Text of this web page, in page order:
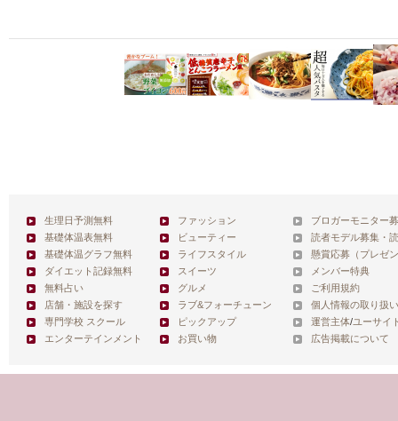
生理日予測無料
基礎体温表無料
基礎体温グラフ無料
ダイエット記録無料
無料占い
店舗・施設を探す
専門学校 スクール
エンターテインメント
ファッション
ビューティー
ライフスタイル
スイーツ
グルメ
ラブ&フォーチューン
ピックアップ
お買い物
ブロガーモニター
読者モデル募集・
懸賞応募（プレゼ
メンバー特典
ご利用規約
個人情報の取り扱
運営主体/ユーサイ
広告掲載について